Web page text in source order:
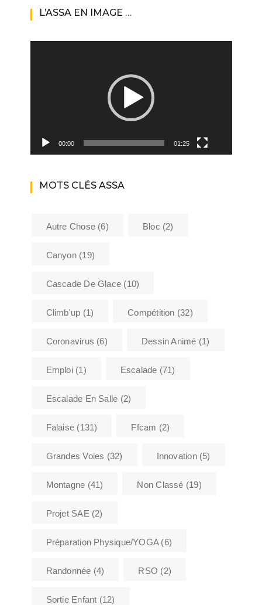
L’ASSA EN IMAGE …
00:00 01:25
MOTS CLÉS ASSA
Autre Chose(6) Bloc (2)
Canyon(19)
Cascade De Glace (10)
Climb'up (1) Compétition (32)
Coronavirus (6) Dessin Animé (1)
Emploi(1) Escalade (71)
Escalade En Salle (2)
Falaise (131) Ffcam (2)
Grandes Voies (32) Innovation(5)
Montagne (41) Non Classé (19)
Projet SAE (2)
Préparation Physique/YOGA(6)
Randonnée (4) RSO (2)
Sortie Enfant (12)